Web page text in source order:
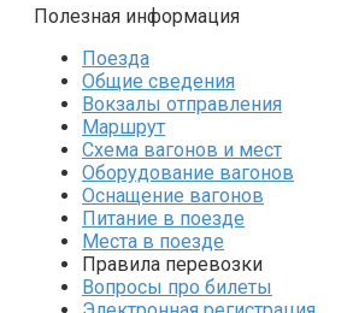
Полезная информация
Поезда
Общие сведения
Вокзалы отправления
Маршрут
Схема вагонов и мест
Оборудование вагонов
Оснащение вагонов
Питание в поезде
Места в поезде
Правила перевозки
Вопросы про билеты